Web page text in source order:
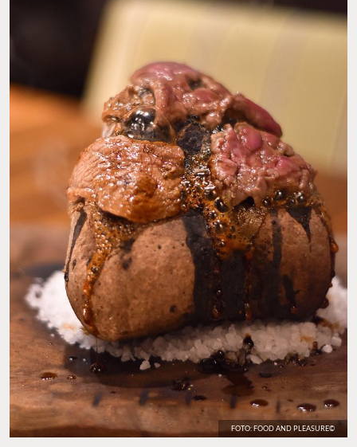
FOTO: FOOD AND PLEASURE©